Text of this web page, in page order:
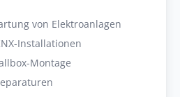
von Elektroanlagen
Installationen
Montage